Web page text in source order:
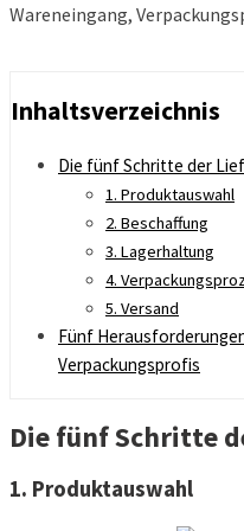
Wareneingang,
Inhaltsverzeichnis
Die fünf Schritte der
1. Produktauswahl
2. Beschaffung
3. Lagerhaltung
4.
5. Versand
Fünf
Verpackungsprofis
Die fünf Schritte
1. Produktauswahl